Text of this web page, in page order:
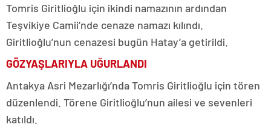
Tomris Giritlioğlu için ikindi namazının ardından
Teşvikiye Camii’nde cenaze namazı kılındı.
Giritlioğlu’nun cenazesi bugün Hatay’a getirildi.
GÖZYAŞLARIYLA UĞURLANDI
Antakya Asri Mezarlığı’nda Tomris Giritlioğlu için tören
düzenlendi. Törene Giritlioğlu’nun ailesi ve sevenleri
katıldı.